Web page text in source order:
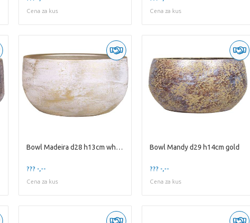
Cena za kus Cena za kus
Bowl Madeira d28 h13cm white gold
??? -,--
Cena za kus
Bowl Mandy d29 h14cm gold
??? -,--
Cena za kus